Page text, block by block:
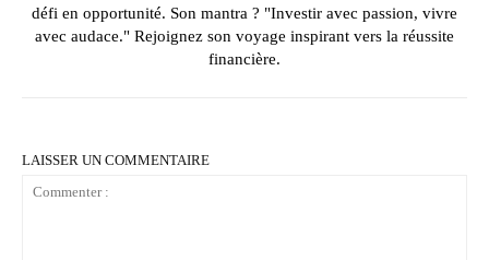
défi en opportunité. Son mantra ? "Investir avec passion, vivre
avec audace." Rejoignez son voyage inspirant vers la réussite
financière.
LAISSER UN COMMENTAIRE